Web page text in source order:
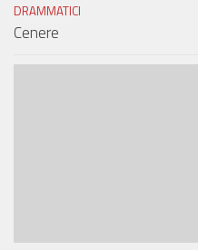
DRAMMATICI
Cenere